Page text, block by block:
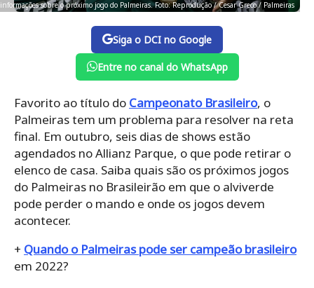
sobre o próximo jogo do Palmeiras. Foto: Reprodução / Cesar Greco / Palmeiras
Siga o DCI no Google
Entre no canal do WhatsApp
Favorito ao título do Campeonato Brasileiro, o
Palmeiras tem um problema para resolver na reta
final. Em outubro, seis dias de shows estão
agendados no Allianz Parque, o que pode retirar o
elenco de casa. Saiba quais são os próximos jogos
do Palmeiras no Brasileirão em que o alviverde
pode perder o mando e onde os jogos devem
acontecer.
+ Quando o Palmeiras pode ser campeão brasileiro
em 2022?